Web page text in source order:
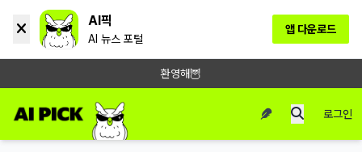
AI픽
AI 뉴스 포털
앱 다운로드
환영해🦉
로그인